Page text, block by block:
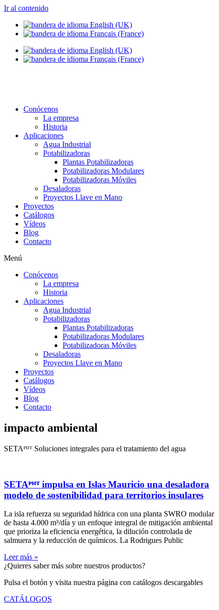
Ir al contenido
Conócenos
La empresa
Historia
Aplicaciones
Agua Industrial
Potabilizadoras
Plantas Potabilizadoras
Potabilizadoras Modulares
Potabilizadoras Móviles
Desaladoras
Proyectos Llave en Mano
Proyectos
Catálogos
Vídeos
Blog
Contacto
Menú
Conócenos
La empresa
Historia
Aplicaciones
Agua Industrial
Potabilizadoras
Plantas Potabilizadoras
Potabilizadoras Modulares
Potabilizadoras Móviles
Desaladoras
Proyectos Llave en Mano
Proyectos
Catálogos
Vídeos
Blog
Contacto
impacto ambiental
SETAᴾᴴᵀ Soluciones integrales para el tratamiento del agua
SETAᴾᴴᵀ impulsa en Islas Mauricio una desaladora
modelo de sostenibilidad para territorios insulares
La isla refuerza su seguridad hídrica con una planta SWRO modular
de hasta 4.000 m³/día y un enfoque integral de mitigación ambiental
que prioriza la eficiencia energética, la dilución controlada de
salmuera y la reducción de químicos. La Rodrigues Public
Leer más »
¿Quieres saber más sobre nuestros productos?
Pulsa el botón y visita nuestra página con catálogos descargables
CATÁLOGOS